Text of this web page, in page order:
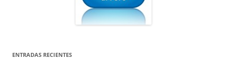
ENTRADAS RECIENTES